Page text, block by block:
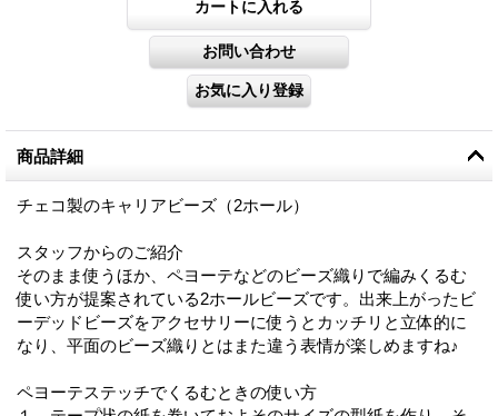
商品詳細
チェコ製のキャリアビーズ（2ホール）
スタッフからのご紹介
そのまま使うほか、ペヨーテなどのビーズ織りで編みくるむ
使い方が提案されている2ホールビーズです。出来上がったビ
ーデッドビーズをアクセサリーに使うとカッチリと立体的に
なり、平面のビーズ織りとはまた違う表情が楽しめますね♪
ペヨーテステッチでくるむときの使い方